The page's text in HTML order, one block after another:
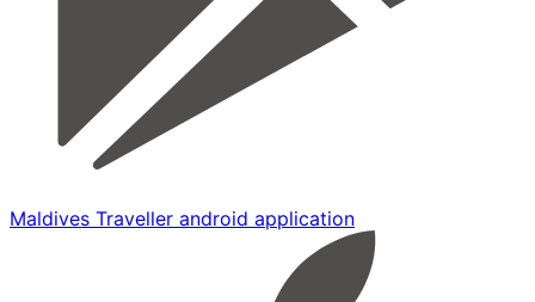
Maldives Traveller android application